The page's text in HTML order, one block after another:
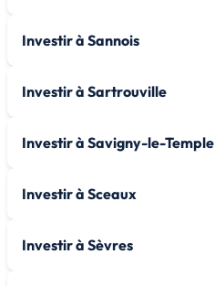
Investir à Sannois
Investir à Sartrouville
Investir à Savigny-le-Temple
Investir à Sceaux
Investir à Sèvres